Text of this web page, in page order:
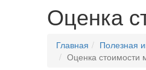
Оценка
Главная Полезная
Оценка стоимости